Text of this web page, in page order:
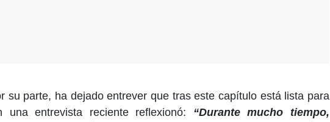
su parte, ha dejado entrever que tras este capítulo está lista para
una entrevista reciente reflexionó: “Durante mucho tiempo,